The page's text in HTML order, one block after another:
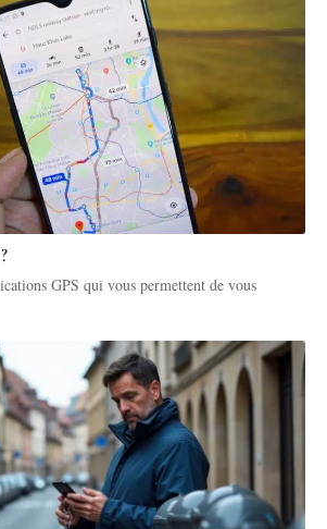
GPS qui vous permettent de vous